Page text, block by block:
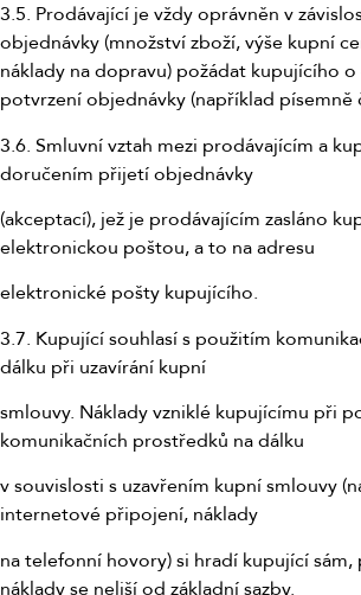
3.5. Prodávající je vždy oprávněn v
objednávky (množství zboží, výše kupní
náklady na dopravu) požádat kupujícího
potvrzení objednávky (například písemně
3.6. Smluvní vztah mezi prodávajícím a
doručením přijetí objednávky
(akceptací), jež je prodávajícím zasláno
elektronickou poštou, a to na adresu
elektronické pošty kupujícího.
3.7. Kupující souhlasí s použitím
dálku při uzavírání kupní
smlouvy. Náklady vzniklé kupujícímu při
komunikačních prostředků na dálku
v souvislosti s uzavřením kupní smlouvy
internetové připojení, náklady
na telefonní hovory) si hradí kupující
náklady se neliší od základní sazby.